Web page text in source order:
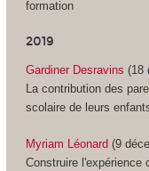
formation
2019
Gardiner Desravins (18
La contribution des
scolaire de leurs
Myriam Léonard (9
Construire l'expérience